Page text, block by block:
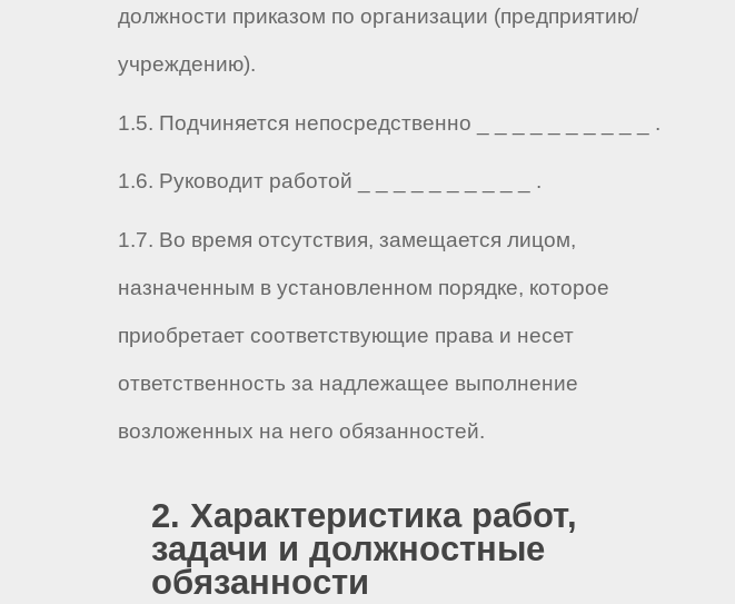
должности приказом по организации (предприятию/
учреждению).
1.5. Подчиняется непосредственно _ _ _ _ _ _ _ _ _ _ .
1.6. Руководит работой _ _ _ _ _ _ _ _ _ _ .
1.7. Во время отсутствия, замещается лицом,
назначенным в установленном порядке, которое
приобретает соответствующие права и несет
ответственность за надлежащее выполнение
возложенных на него обязанностей.
2. Характеристика работ,
задачи и должностные
обязанности